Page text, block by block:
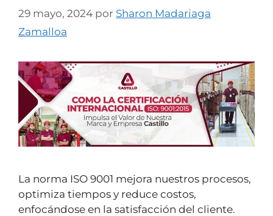
29 mayo, 2024 por Sharon Madariaga
Zamalloa
La norma ISO 9001 mejora nuestros procesos,
optimiza tiempos y reduce costos,
enfocándose en la satisfacción del cliente.